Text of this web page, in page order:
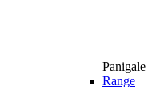
Panigale
Range